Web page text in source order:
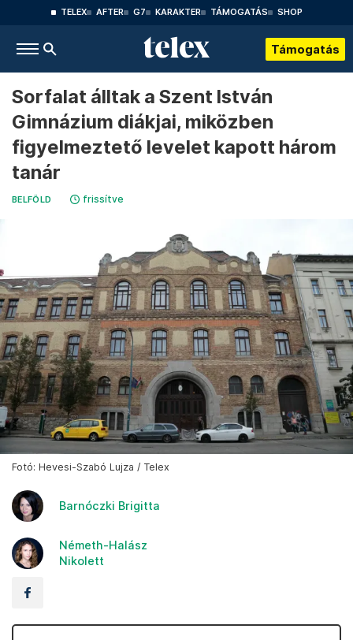
TELEX AFTER G7 KARAKTER TÁMOGATÁS SHOP
Támogatás
Sorfalat álltak a Szent István
Gimnázium diákjai, miközben
figyelmeztető levelet kapott három
tanár
BELFÖLD frissítve
Fotó: Hevesi-Szabó Lujza / Telex
Barnóczki Brigitta
Németh-Halász
Nikolett